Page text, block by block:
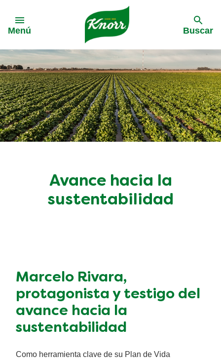
Menú Buscar
Avance hacia la
sustentabilidad
Marcelo Rivara,
protagonista y testigo del
avance hacia la
sustentabilidad
Como herramienta clave de su Plan de Vida